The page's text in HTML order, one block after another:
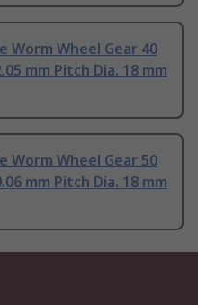
Worm Wheel Gear 40
mm Pitch Dia. 18 mm
Worm Wheel Gear 50
mm Pitch Dia. 18 mm